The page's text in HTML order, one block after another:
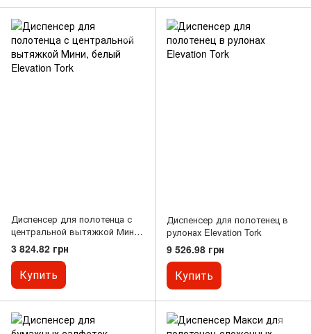
Диспенсер для полотенца с
центральной вытяжкой Мини,
белый Elevation Tork
3 824.82 грн
Купить
Диспенсер для полотенец в
рулонах Elevation Tork
9 526.98 грн
Купить